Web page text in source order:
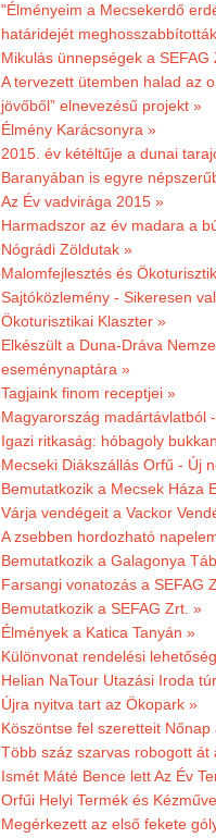
"Élményeim a Mecsekerdő
határidejét
Mikulás ünnepségek a SEFAG
A tervezett ütemben halad az
jövőből” elnevezésű projekt »
Élmény Karácsonyra »
2015. év kétéltűje a dunai
Baranyában is egyre
Az Év vadvirága 2015 »
Harmadszor az év madara a
Nógrádi Zöldutak »
Malomfejlesztés és
Sajtóközlemény - Sikeresen
Ökoturisztikai Klaszter »
Elkészült a Duna-Dráva
eseménynaptára »
Tagjaink finom receptjei »
Magyarország madártávlatból
Igazi ritkaság: hóbagoly
Mecseki Diákszállás Orfű - Új
Bemutatkozik a Mecsek Háza
Várja vendégeit a Vackor
A zsebben hordozható
Bemutatkozik a Galagonya
Farsangi vonatozás a SEFAG
Bemutatkozik a SEFAG Zrt. »
Élmények a Katica Tanyán »
Különvonat rendelési
Helian NaTour Utazási Iroda
Újra nyitva tart az Ökopark »
Köszöntse fel szeretteit
Több száz szarvas robogott át
Ismét Máté Bence lett Az Év
Orfűi Helyi Termék és
Megérkezett az első fekete